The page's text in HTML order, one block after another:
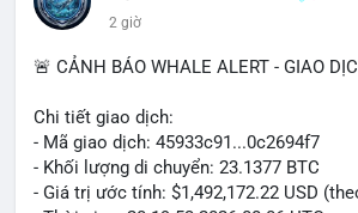
2 giờ
🚨 CẢNH BÁO WHALE ALERT - GIAO
Chi tiết giao dịch:
- Mã giao dịch: 45933c91...0c2694f7
- Khối lượng di chuyển: 23.1377 BTC
- Giá trị ước tính: $1,492,172.22 USD